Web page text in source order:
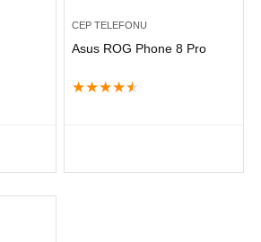
CEP TELEFONU
Asus ROG Phone 8 Pro
★★★★★